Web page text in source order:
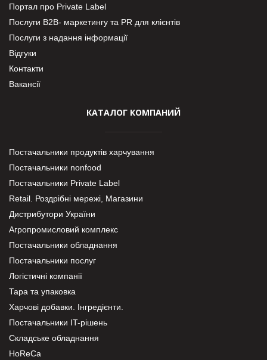
Портал про Private Label
Послуги В2В- маркетингу та PR для клієнтів
Послуги з надання інформації
Відгуки
Контакти
Вакансії
КАТАЛОГ КОМПАНИЙ
Постачальники продуктів харчування
Постачальники nonfood
Постачальники Private Label
Retail. Роздрібні мережі, Магазини
Дистрибутори України
Агропромисловий комплекс
Постачальники обладнання
Постачальники послуг
Логістичні компанії
Тара та упаковка
Харчові добавки. Інгредієнти.
Постачальники IT-рішень
Складське обладнання
HoReCa